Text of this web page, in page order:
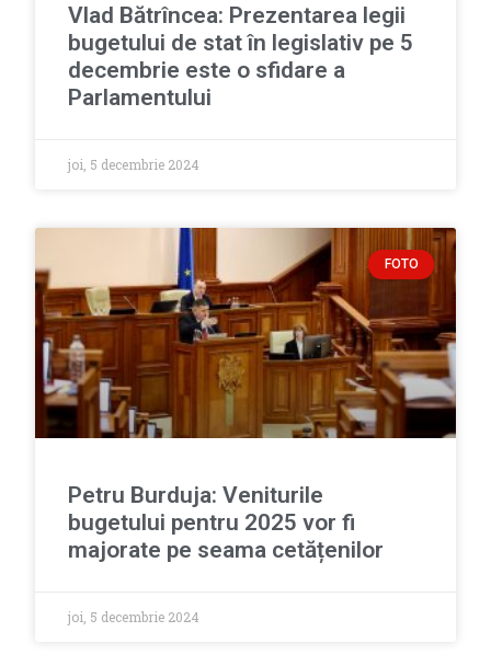
Vlad Bătrîncea: Prezentarea legii
bugetului de stat în legislativ pe 5
decembrie este o sfidare a
Parlamentului
joi, 5 decembrie 2024
FOTO
Petru Burduja: Veniturile
bugetului pentru 2025 vor fi
majorate pe seama cetățenilor
joi, 5 decembrie 2024